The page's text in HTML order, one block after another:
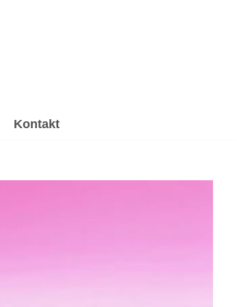
Kontakt
& Trauerhilfe,
Trauerverarbeitung & Trauerhilfe, ✔️